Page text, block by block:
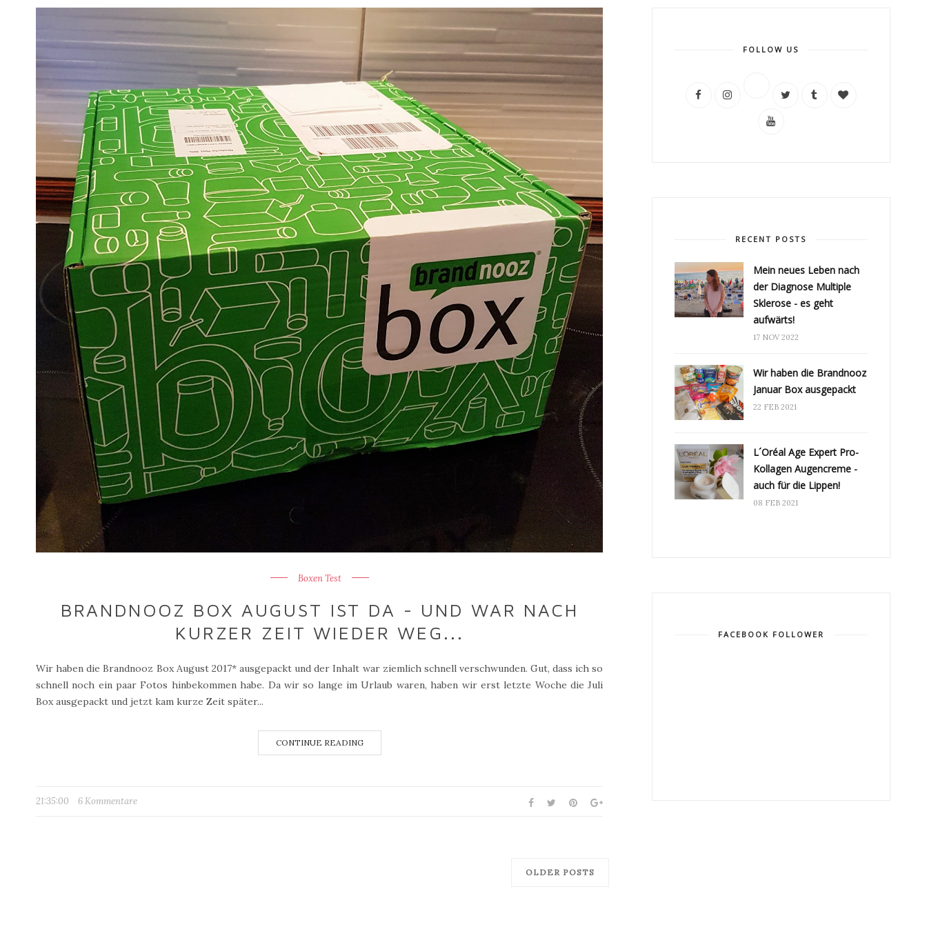
Boxen Test
BRANDNOOZ BOX AUGUST IST DA - UND WAR NACH
KURZER ZEIT WIEDER WEG...
Wir haben die Brandnooz Box August 2017* ausgepackt und der Inhalt war ziemlich schnell verschwunden. Gut, dass ich so
schnell noch ein paar Fotos hinbekommen habe. Da wir so lange im Urlaub waren, haben wir erst letzte Woche die Juli
Box ausgepackt und jetzt kam kurze Zeit später...
CONTINUE READING
21:35:00 6 Kommentare
OLDER POSTS
FOLLOW US
RECENT POSTS
Mein neues Leben nach
der Diagnose Multiple
Sklerose - es geht
aufwärts!
17 NOV 2022
Wir haben die Brandnooz
Januar Box ausgepackt
22 FEB 2021
L´Oréal Age Expert Pro-
Kollagen Augencreme -
auch für die Lippen!
08 FEB 2021
FACEBOOK FOLLOWER